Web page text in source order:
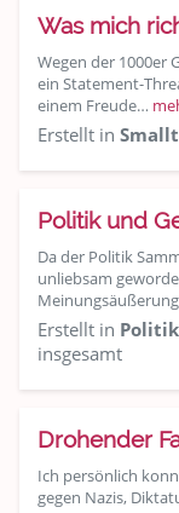
Was mich
Wegen der 1000er
ein Statement-
einem Freude…
Erstellt in
Politik und
Da der Politik
unliebsam
Erstellt in
insgesamt
Drohender
Ich persönlich
gegen Nazis,